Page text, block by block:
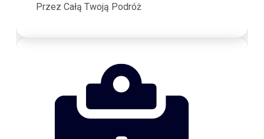
Przez Całą Twoją Podróż